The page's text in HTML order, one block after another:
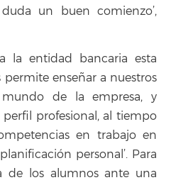
un buen comienzo’,
la entidad bancaria esta
permite enseñar a nuestros
de la empresa, y
perfil profesional, al tiempo
en trabajo en
personal’. Para
de los alumnos ante una